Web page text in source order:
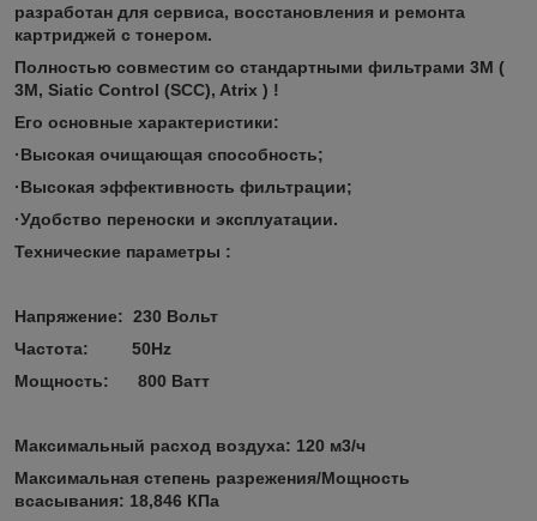
разработан для сервиса, восстановления и ремонта
картриджей с тонером.
Полностью совместим со стандартными фильтрами 3M (
3M, Siatic Control (SCC), Atrix ) !
Его основные характеристики:
·Высокая очищающая способность;
·Высокая эффективность фильтрации;
·Удобство переноски и эксплуатации.
Технические параметры :
Напряжение: 230 Вольт
Частота: 50Hz
Мощность: 800 Ватт
Максимальный расход воздуха: 120 м3/ч
Максимальная степень разрежения/Мощность
всасывания: 18,846 КПа